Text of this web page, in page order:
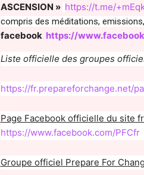
ASCENSION » https://t.me/
compris des méditations,
facebook https://
Liste officielle des groupes
https://fr.prepareforchange.net/
Page Facebook officielle du site
https://www.facebook.com/PFCfr
Groupe officiel Prepare For